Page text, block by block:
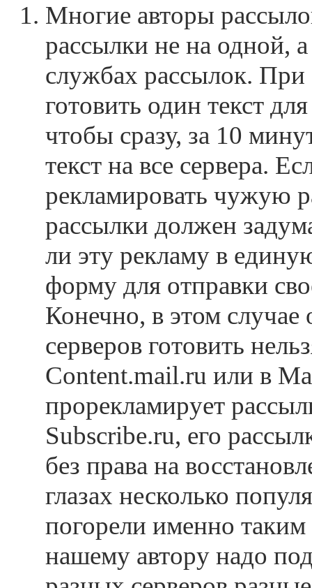
Многие авторы
рассылки не на одной,
службах рассылок. При
готовить один текст
чтобы сразу, за 10
текст на все сервера.
рекламировать чужую
рассылки должен
ли эту рекламу в
форму для отправки
Конечно, в этом случае
серверов готовить
Content.mail.ru или в
прорекламирует
Subscribe.ru, его
без права на
глазах несколько
погорели именно таким
нашему автору надо